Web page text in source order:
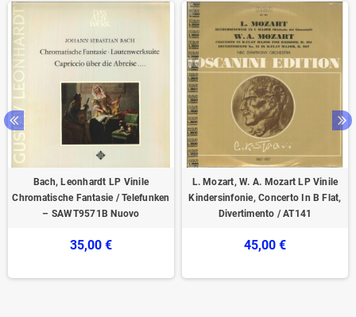
Bach, Leonhardt ‎LP Vinile
Chromatische Fantasie / Telefunken
‎– SAWT9571B Nuovo
35,00 €
L. Mozart, W. A. Mozart LP Vinile
Kindersinfonie, Concerto In B Flat,
Divertimento / AT141
45,00 €